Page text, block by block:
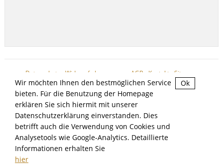
Wir möchten Ihnen den bestmöglichen Service
bieten. Für die Benutzung der Homepage
erklären Sie sich hiermit mit unserer
Datenschutzerklärung einverstanden. Dies
betrifft auch die Verwendung von Cookies und
Analysetools wie Google-Analytics. Detaillierte
Informationen erhalten Sie
hier
Ok
Datenschutz -Widerruf- Impressum AGB Kontakt -Sitemap
IMMOSCAL IMMOBILIEN - COPYRIGHT 2026
IMMOBILIENSOFTWARE & WEBDESIGN POWERED BY